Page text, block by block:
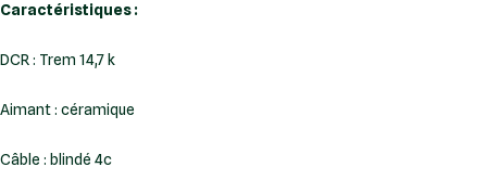
Caractéristiques :
DCR : Trem 14,7 k
Aimant : céramique
Câble : blindé 4c